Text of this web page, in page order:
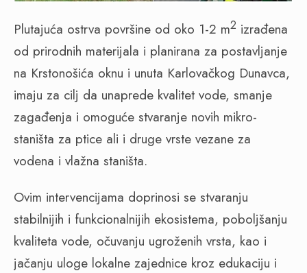
Plutajuća ostrva površine od oko 1-2 m2 izrađena
od prirodnih materijala i planirana za postavljanje
na Krstonošića oknu i unuta Karlovačkog Dunavca,
imaju za cilj da unaprede kvalitet vode, smanje
zagađenja i omoguće stvaranje novih mikro-
staništa za ptice ali i druge vrste vezane za
vodena i vlažna staništa.
Ovim intervencijama doprinosi se stvaranju
stabilnijih i funkcionalnijih ekosistema, poboljšanju
kvaliteta vode, očuvanju ugroženih vrsta, kao i
jačanju uloge lokalne zajednice kroz edukaciju i